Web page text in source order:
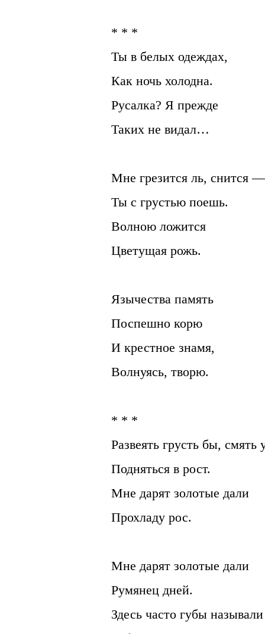
* * *
Ты в белых одеждах,
Как ночь холодна.
Русалка? Я прежде
Таких не видал…
Мне грезится ль, снится —
Ты с грустью поешь.
Волною ложится
Цветущая рожь.
Язычества память
Поспешно корю
И крестное знамя,
Волнуясь, творю.
* * *
Развеять грусть бы, смять
Подняться в рост.
Мне дарят золотые дали
Прохладу рос.
Мне дарят золотые дали
Румянец дней.
Здесь часто губы называли